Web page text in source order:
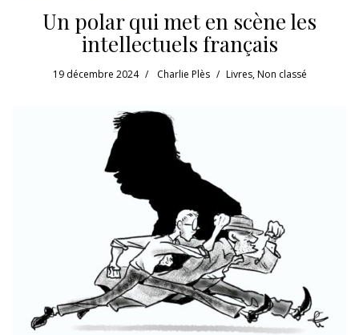
Un polar qui met en scène les
intellectuels français
19 décembre 2024 Charlie Plès Livres,Non classé